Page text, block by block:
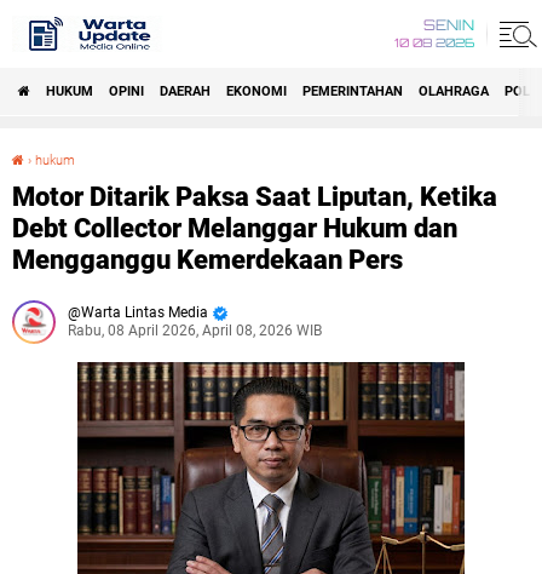
SENIN
10 08 2026
HUKUM OPINI DAERAH EKONOMI PEMERINTAHAN OLAHRAGA
› hukum
Motor Ditarik Paksa Saat Liputan, Ketika
Debt Collector Melanggar Hukum dan
Mengganggu Kemerdekaan Pers
Warta Lintas Media
Rabu, 08 April 2026, April 08, 2026 WIB